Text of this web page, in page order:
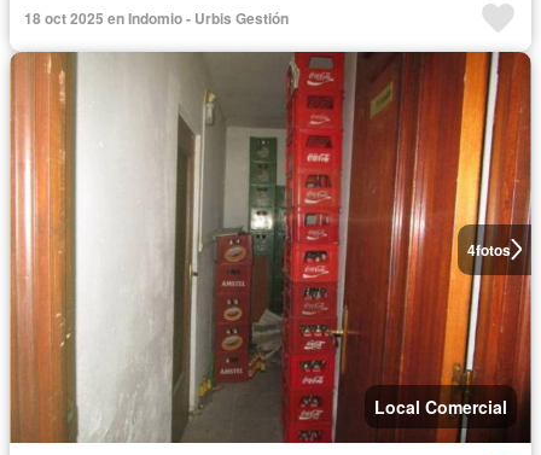
18 oct 2025 en Indomio - Urbis Gestión
4fotos
Local Comercial